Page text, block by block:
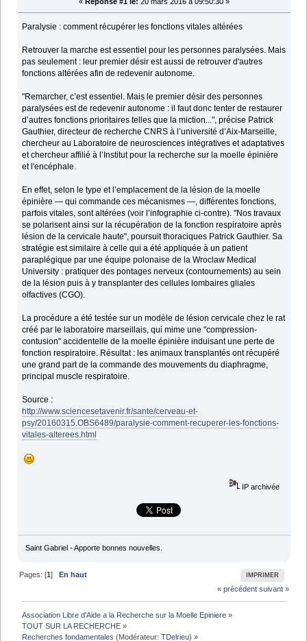
« Réponse #1 le: 20 mars 2016 à 09:50:30 »
Paralysie : comment récupérer les fonctions vitales altérées
Retrouver la marche est essentiel pour les personnes paralysées. Mais
pas seulement : leur premier désir est aussi de retrouver d'autres
fonctions altérées afin de redevenir autonome.
"Remarcher, c’est essentiel. Mais le premier désir des personnes
paralysées est de redevenir autonome : il faut donc tenter de restaurer
d’autres fonctions prioritaires telles que la miction...", précise Patrick
Gauthier, directeur de recherche CNRS à l’université d’Aix-Marseille,
chercheur au Laboratoire de neurosciences intégratives et adaptatives
et chercheur affilié à l’Institut pour la recherche sur la moelle épinière
et l'encéphale.
En effet, selon le type et l’emplacement de la lésion de la moelle
épinière — qui commande ces mécanismes —, différentes fonctions,
parfois vitales, sont altérées (voir l’infographie ci-contre). "Nos travaux
se polarisent ainsi sur la récupération de la fonction respiratoire après
lésion de la cervicale haute", poursuit thoraciques Patrick Gauthier. Sa
stratégie est similaire à celle qui a été appliquée à un patient
paraplégique par une équipe polonaise de la Wroclaw Medical
University : pratiquer des pontages nerveux (contournements) au sein
de la lésion puis à y transplanter des cellules lombaires gliales
olfactives (CGO).
La procédure a été testée sur un modèle de lésion cervicale chez le rat
créé par le laboratoire marseillais, qui mime une "compression-
contusion" accidentelle de la moelle épinière induisant une perte de
fonction respiratoire. Résultat : les animaux transplantés ont récupéré
une grand part de la commande des mouvements du diaphragme,
principal muscle respiratoire.
Source :
http://www.sciencesetavenir.fr/sante/cerveau-et-
psy/20160315.OBS6489/paralysie-comment-recuperer-les-fonctions-
vitales-alterees.html
IP archivée
Saint Gabriel - Apporte bonnes nouvelles.
IMPRIMER
Pages: [1]En haut
« précédent suivant »
Association Libre d'Aide a la Recherche sur la Moelle Epiniere »
TOUT SUR LA RECHERCHE »
Recherches fondamentales (Modérateur:TDelrieu) »